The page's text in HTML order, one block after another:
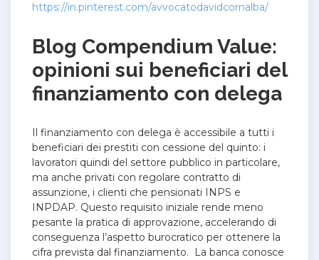
https://in.pinterest.com/avvocatodavidcornalba/
Blog Compendium Value:
opinioni sui beneficiari del
finanziamento con delega
Il finanziamento con delega è accessibile a tutti i
beneficiari dei prestiti con cessione del quinto: i
lavoratori quindi del settore pubblico in particolare,
ma anche privati con regolare contratto di
assunzione, i clienti che pensionati INPS e
INPDAP. Questo requisito iniziale rende meno
pesante la pratica di approvazione, accelerando di
conseguenza l’aspetto burocratico per ottenere la
cifra prevista dal finanziamento. La banca conosce